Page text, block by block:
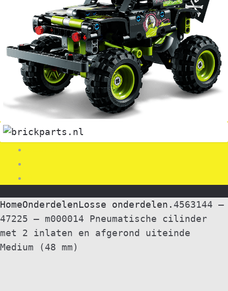
HomeOnderdelenLosse onderdelen. 4563144 –
47225 – m000014 Pneumatische cilinder
met 2 inlaten en afgerond uiteinde
Medium (48 mm)